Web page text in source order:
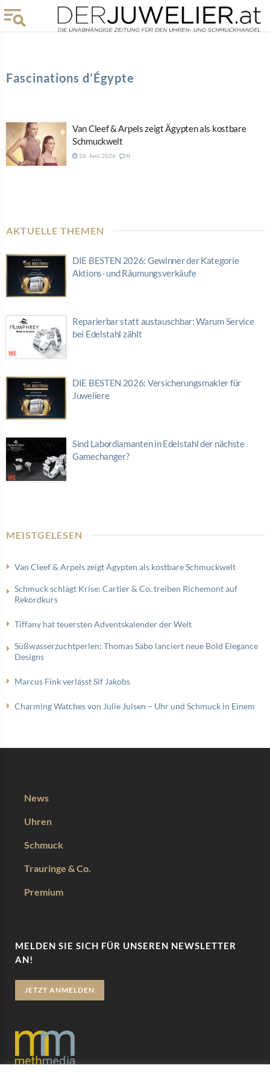
Fascinations d’Égypte
Van Cleef & Arpels zeigt Ägypten als kostbare
Schmuckwelt
26. Juni 2026 0
AKTUELLE THEMEN
DIE BESTEN 2026: Gewinner der Kategorie
Aktions- und Räumungsverkäufe
Reparierbar statt austauschbar: Warum Service
bei Edelstahl zählt
DIE BESTEN 2026: Versicherungsmakler für
Juweliere
Sind Labordiamanten in Edelstahl der nächste
Gamechanger?
MEISTGELESEN
Van Cleef & Arpels zeigt Ägypten als kostbare Schmuckwelt
Schmuck schlägt Krise: Cartier & Co. treiben Richemont auf
Rekordkurs
Tiffany hat teuersten Adventskalender der Welt
Süßwasserzuchtperlen: Thomas Sabo lanciert neue Bold Elegance
Designs
Marcus Fink verlässt Sif Jakobs
Charming Watches von Julie Julsen – Uhr und Schmuck in Einem
News
Uhren
Schmuck
Trauringe & Co.
Premium
MELDEN SIE SICH FÜR UNSEREN NEWSLETTER
AN!
JETZT ANMELDEN